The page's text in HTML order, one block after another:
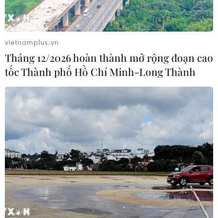
Nga thúc đẩy đa dạng hóa tuyến vận
tải kết nối châu Á qua Ấn Độ Dương
06/08/2026 15:34
Italy và Hy Lạp trở thành điểm nóng
của virus Tây sông Nile
06/08/2026 13:24
NATO ưu tiên đẩy nhanh chuyển
giao hệ thống phòng không cho
Ukraine
06/08/2026 12:24
vietnamplus.vn
Tháng 12/2026 hoàn thành mở rộng đoạn cao
tốc Thành phố Hồ Chí Minh-Long Thành